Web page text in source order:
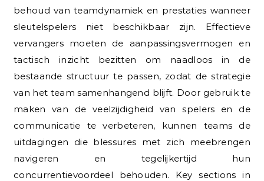
behoud van teamdynamiek en prestaties wanneer
sleutelspelers niet beschikbaar zijn. Effectieve
vervangers moeten de aanpassingsvermogen en
tactisch inzicht bezitten om naadloos in de
bestaande structuur te passen, zodat de strategie
van het team samenhangend blijft. Door gebruik te
maken van de veelzijdigheid van spelers en de
communicatie te verbeteren, kunnen teams de
uitdagingen die blessures met zich meebrengen
navigeren en tegelijkertijd hun
concurrentievoordeel behouden. Key sections in